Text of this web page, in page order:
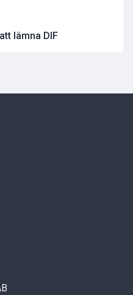
lämna DIF